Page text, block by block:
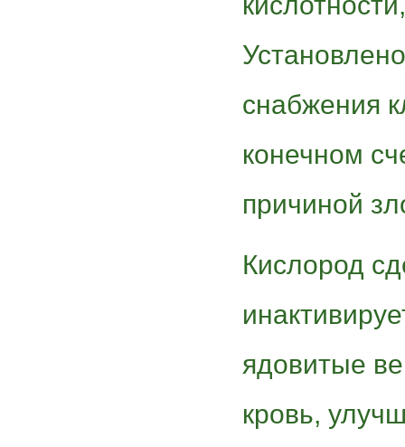
снабжения
конечном
причиной
Кислород
ядовитые
кровь,